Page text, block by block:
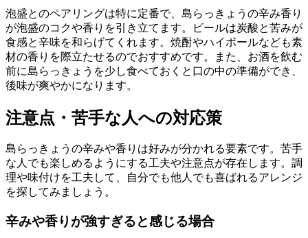
泡盛とのペアリングは特に定番で、島らっきょうの辛み香り
が泡盛のコクや香りを引き立てます。ビールは炭酸と苦みが
食感と辛味を和らげてくれます。焼酎やハイボールなども素
材の香りを際立たせるのでおすすめです。また、お酒を飲む
前に島らっきょうを少し食べておくと口の中の準備ができ、
後味が爽やかになります。
注意点・苦手な人への対応策
島らっきょうの辛みや香りは好みが分かれる要素です。苦手
な人でも楽しめるようにする工夫や注意点が存在します。調
理や味付けを工夫して、自分でも他人でも喜ばれるアレンジ
を探してみましょう。
辛みや香りが強すぎると感じる場合